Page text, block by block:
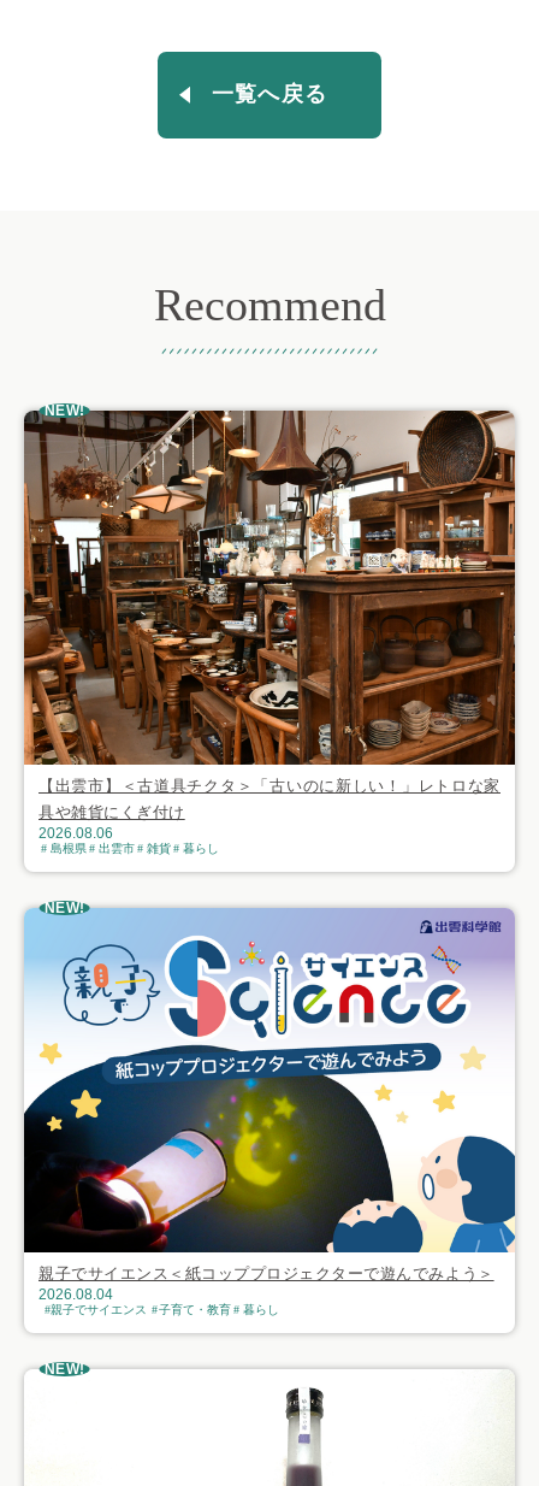
一覧へ戻る
Recommend
NEW!
【出雲市】＜古道具チクタ＞「古いのに新しい！」レトロな家
具や雑貨にくぎ付け
2026.08.06
島根県 出雲市 雑貨 暮らし
NEW!
親子でサイエンス＜紙コッププロジェクターで遊んでみよう＞
2026.08.04
親子でサイエンス 子育て・教育 暮らし
NEW!